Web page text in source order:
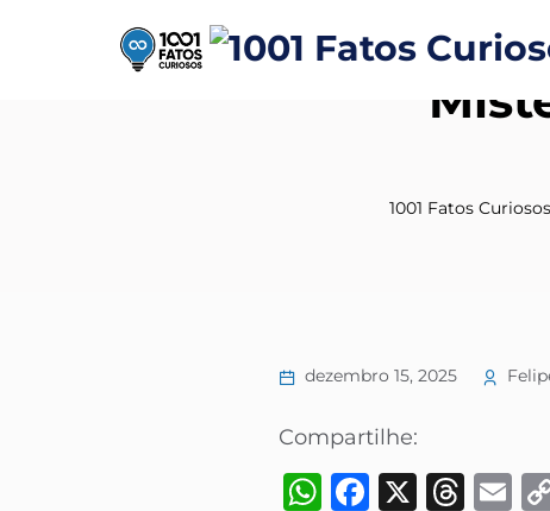
1001 Fatos Curiosos
dezembro 15, 2025
Compartilhe:
WhatsApp
X